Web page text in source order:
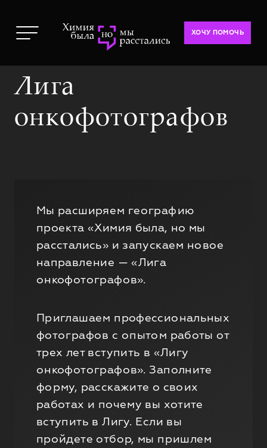
ХОЧУ ПОМОЧЬ
Лига
онкофотографов
Мы расширяем географию
проекта «Химия была, но мы
расстались» и запускаем новое
направление — «Лига
онкофотографов».
Приглашаем профессиональных
фотографов с опытом работы от
трех лет вступить в «Лигу
онкофотографов». Заполните
форму, расскажите о своих
работах и почему вы хотите
вступить в Лигу. Если вы
пройдете отбор, мы пришлем